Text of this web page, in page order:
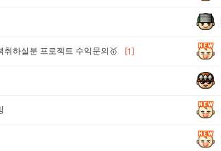
취하실분 프로젝트 수익문의🥇 [1]